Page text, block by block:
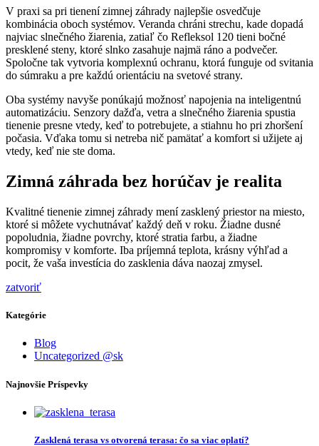
V praxi sa pri tienení zimnej záhrady najlepšie osvedčuje
kombinácia oboch systémov. Veranda chráni strechu, kade dopadá
najviac slnečného žiarenia, zatiaľ čo Refleksol 120 tieni bočné
presklené steny, ktoré slnko zasahuje najmä ráno a podvečer.
Spoločne tak vytvoria komplexnú ochranu, ktorá funguje od svitania
do súmraku a pre každú orientáciu na svetové strany.
Oba systémy navyše ponúkajú možnosť napojenia na inteligentnú
automatizáciu. Senzory dažďa, vetra a slnečného žiarenia spustia
tienenie presne vtedy, keď to potrebujete, a stiahnu ho pri zhoršení
počasia. Vďaka tomu si netreba nič pamätať a komfort si užijete aj
vtedy, keď nie ste doma.
Zimná záhrada bez horúčav je realita
Kvalitné tienenie zimnej záhrady mení zasklený priestor na miesto,
ktoré si môžete vychutnávať každý deň v roku. Žiadne dusné
popoludnia, žiadne povrchy, ktoré stratia farbu, a žiadne
kompromisy v komforte. Iba príjemná teplota, krásny výhľad a
pocit, že vaša investícia do zasklenia dáva naozaj zmysel.
zatvoriť
Kategórie
Blog
Uncategorized @sk
Najnovšie Príspevky
Zasklená terasa vs otvorená terasa: čo sa viac oplatí?